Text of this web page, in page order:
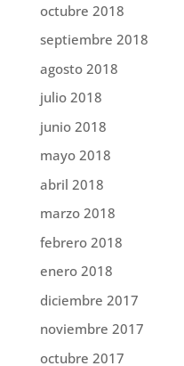
octubre 2018
septiembre 2018
agosto 2018
julio 2018
junio 2018
mayo 2018
abril 2018
marzo 2018
febrero 2018
enero 2018
diciembre 2017
noviembre 2017
octubre 2017